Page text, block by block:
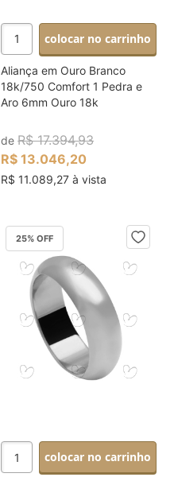
colocar no carrinho
Aliança em Ouro Branco
18k/750 Comfort 1 Pedra e
Aro 6mm Ouro 18k
deR$ 17.394,93
R$ 13.046,20
R$ 11.089,27 à vista
25% OFF
colocar no carrinho